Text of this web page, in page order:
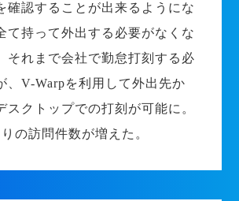
確認することが出来るようにな
て持って外出する必要がなくな
それまで会社で勤怠打刻する必
、V-Warpを利用して外出先か
スクトップでの打刻が可能に。
の訪問件数が増えた。